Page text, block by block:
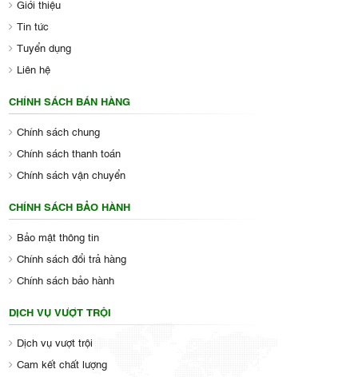
Giới thiệu
Tin tức
Tuyển dụng
Liên hệ
CHÍNH SÁCH BÁN HÀNG
Chính sách chung
Chính sách thanh toán
Chính sách vận chuyển
CHÍNH SÁCH BẢO HÀNH
Bảo mật thông tin
Chính sách đổi trả hàng
Chính sách bảo hành
DỊCH VỤ VƯỢT TRỘI
Dịch vụ vượt trội
Cam kết chất lượng